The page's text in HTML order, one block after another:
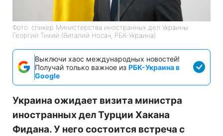
Фото: спикер Министерства иностранных дел Украины
Георгий Тихий (Виталий Носач, РБК-Украина)
Выключи хаос международных новостей!
Получай только важное из РБК-Украина в
Google
Украина ожидает визита министра
иностранных дел Турции Хакана
Фидана. У него состоится встреча с